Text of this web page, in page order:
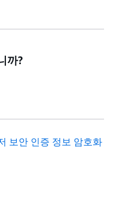
까?
보안 인증 정보 암호화